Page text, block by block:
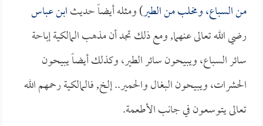
من السباع، ومخلب من الطير) ومثله أيضاً حديثابن عباس
رضي الله تعالى عنهما, ومع ذلك تجد أن مذهب المالكية إباحة
سائر السباع، ويبيحون سائر الطير، وكذلك أيضاً يبيحون
الحشرات، ويبيحون البغال والحمير.. إلخ, فالمالكية رحمهم الله
تعالى يتوسعون في جانب الأطعمة.